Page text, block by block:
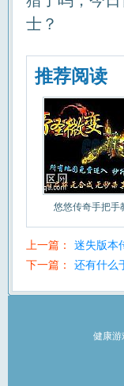
士？
推荐阅读
悠悠传奇手把手
上一篇：
迷失版本
下一篇：
还有什么
健康游